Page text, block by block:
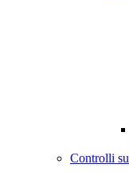
Controlli